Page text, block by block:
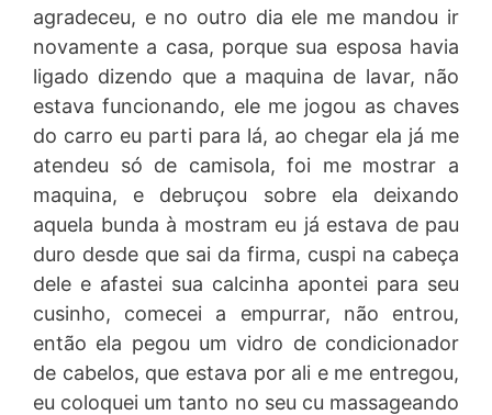
agradeceu, e no outro dia ele me mandou ir
novamente a casa, porque sua esposa havia
ligado dizendo que a maquina de lavar, não
estava funcionando, ele me jogou as chaves
do carro eu parti para lá, ao chegar ela já me
atendeu só de camisola, foi me mostrar a
maquina, e debruçou sobre ela deixando
aquela bunda à mostram eu já estava de pau
duro desde que sai da firma, cuspi na cabeça
dele e afastei sua calcinha apontei para seu
cusinho, comecei a empurrar, não entrou,
então ela pegou um vidro de condicionador
de cabelos, que estava por ali e me entregou,
eu coloquei um tanto no seu cu massageando